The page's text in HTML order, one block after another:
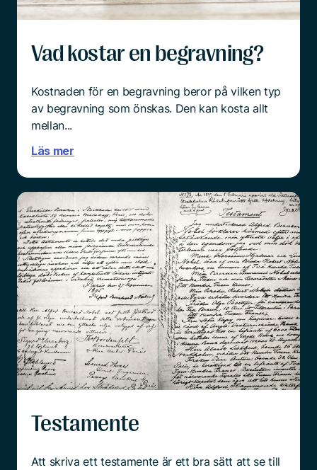
Läs mer
Vad kostar en begravning?
Kostnaden för en begravning beror på vilken typ
av begravning som önskas. Den kan kosta allt
mellan...
Läs mer
Testamente
Att skriva ett testamente är ett bra sätt att se till